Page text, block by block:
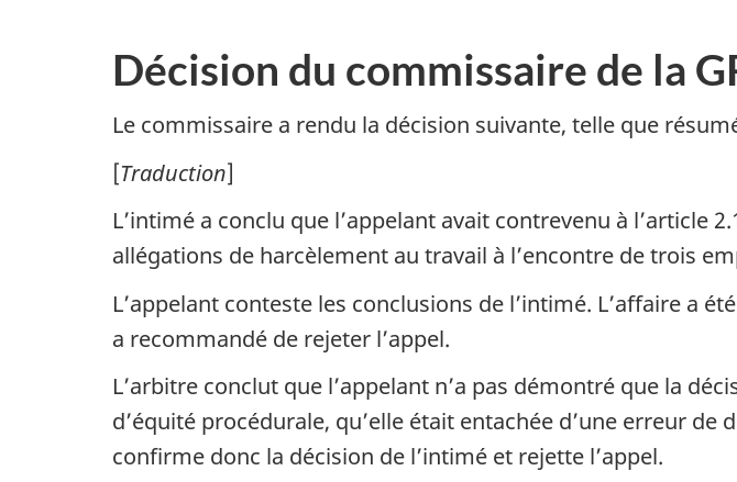
Décision du commissaire de la
Le commissaire a rendu la décision suivante, telle que
[Traduction]
L’intimé a conclu que l’appelant avait contrevenu à l’article
allégations de harcèlement au travail à l’encontre de trois
L’appelant conteste les conclusions de l’intimé. L’affaire a
a recommandé de rejeter l’appel.
L’arbitre conclut que l’appelant n’a pas démontré que la
d’équité procédurale, qu’elle était entachée d’une erreur
confirme donc la décision de l’intimé et rejette l’appel.